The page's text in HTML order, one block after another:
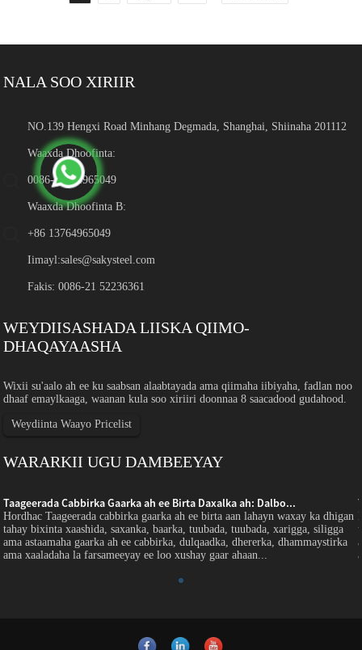
NALA SOO XIRIIR
NO.139 Hengxi Road Minhang Degmada, Shanghai, Shiinaha 201112
Waaxda Dhoofinta:
0086-13764965049
Waaxda Dhoofinta B:
+86 13764965049
Iimayl:sales@sakysteel.com
Fakis: 0086-21 52236361
WEYDIISASHADA LIISKA QIIMO-
DHAQAYAASHA
Wixii su'aalo ah ee ku saabsan alaabtayada ama qiimaha iibiyaha, fadlan noo
dhaaf emaylkaaga, waanan kula soo xiriiri doonnaa 8 saacadood gudahood.
Weydiinta Waayo Pricelist
WARARKII UGU DAMBEEYAY
Taageerada Cabbirka Gaarka ah ee Birta Daxalka ah: Dalbo...
Hordhac Taageerada cabbirka gaarka ah ee birta aan lahayn waxay ka dhigan
tahay bixinta xaashida, saxanka, baarka, tuubada, tuubada, xarigga, siligga
ama astaamaha gaarka ah ee cabbirka, dulqaadka, dhererka, dhammaystirka
ama xaaladaha la farsameeyay ee loo xushay gaar ahaan...